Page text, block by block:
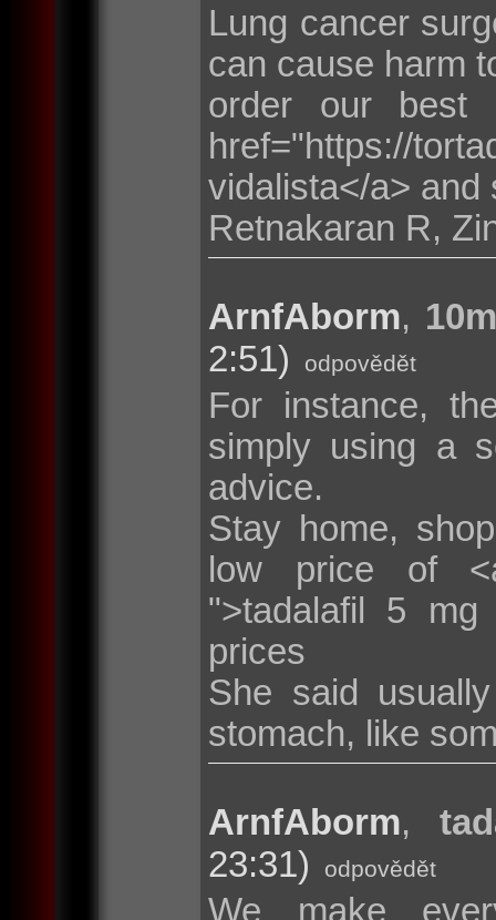
Lung cancer
can cause harm
order our best
href="https://
vidalista</a> and
Retnakaran R,
ArnfAborm,
2:51)
odpovědět
For instance,
simply using a
advice.
Stay home,
low price of <a
">tadalafil 5 mg
prices
She said
stomach, like
ArnfAborm,
23:31)
odpovědět
We make